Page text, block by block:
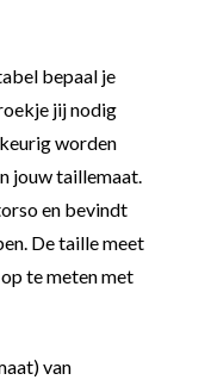
bepaal je
jij nodig
worden
jouw taillemaat.
en bevindt
De taille meet
te meten met
van